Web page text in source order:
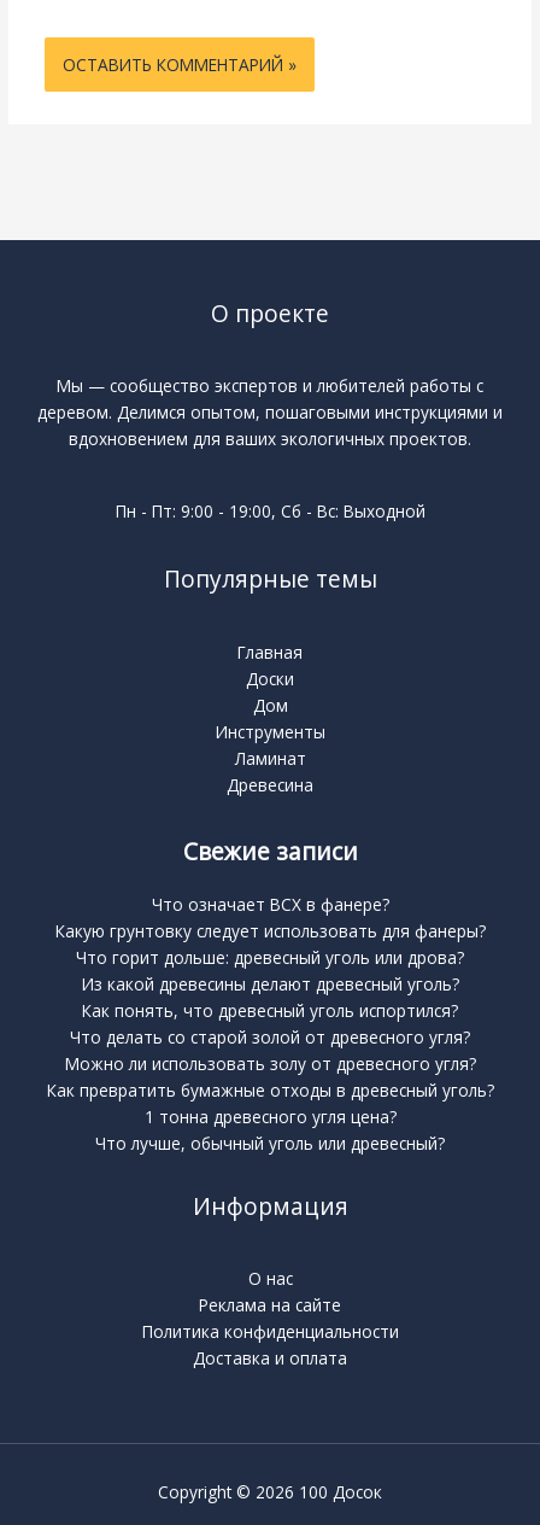
О проекте
Мы — сообщество экспертов и любителей работы с
деревом. Делимся опытом, пошаговыми инструкциями и
вдохновением для ваших экологичных проектов.
Пн - Пт: 9:00 - 19:00, Сб - Вс: Выходной
Популярные темы
Главная
Доски
Дом
Инструменты
Ламинат
Древесина
Свежие записи
Что означает BCX в фанере?
Какую грунтовку следует использовать для фанеры?
Что горит дольше: древесный уголь или дрова?
Из какой древесины делают древесный уголь?
Как понять, что древесный уголь испортился?
Что делать со старой золой от древесного угля?
Можно ли использовать золу от древесного угля?
Как превратить бумажные отходы в древесный уголь?
1 тонна древесного угля цена?
Что лучше, обычный уголь или древесный?
Информация
О нас
Реклама на сайте
Политика конфиденциальности
Доставка и оплата
Copyright © 2026 100 Досок